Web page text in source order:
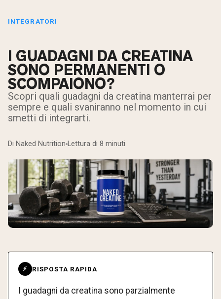
INTEGRATORI
I GUADAGNI DA CREATINA
SONO PERMANENTI O
SCOMPAIONO?
Scopri quali guadagni da creatina manterrai per
sempre e quali svaniranno nel momento in cui
smetti di integrarti.
Di Naked Nutrition Lettura di 8 minuti
⚡ RISPOSTA RAPIDA
I guadagni da creatina sono parzialmente